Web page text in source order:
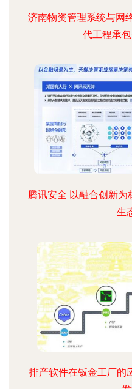
济南物资管理系统与网
代工程承
腾讯安全 以融合创新
生
排产软件在钣金工厂的